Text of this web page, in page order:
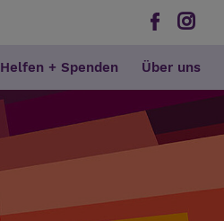
Helfen + Spenden Über uns